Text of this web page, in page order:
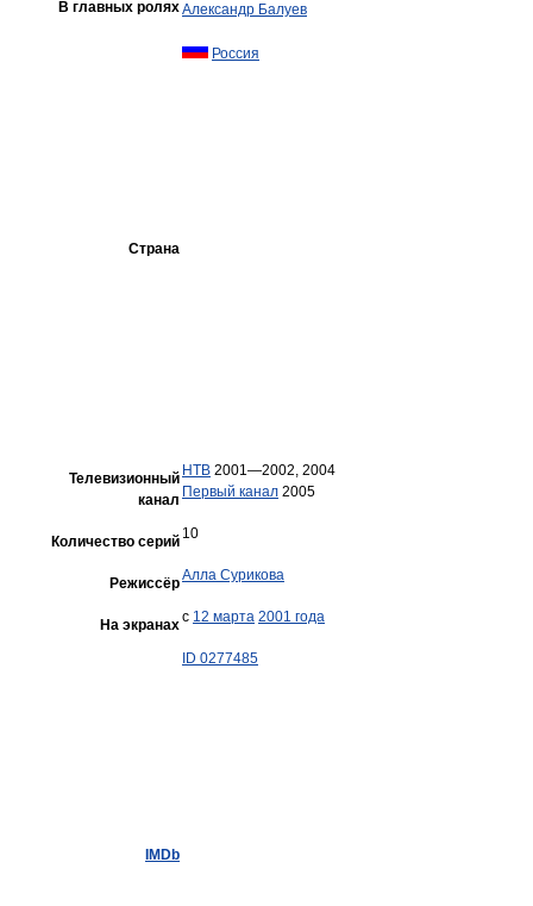
В главных роляхАлександр Балуев
Страна
Россия
Телевизионный
канал
НТВ 2001—2002, 2004
Первый канал 2005
Количество серий 10
РежиссёрАлла Сурикова
На экранахс 12 марта 2001 года
IMDb
ID 0277485